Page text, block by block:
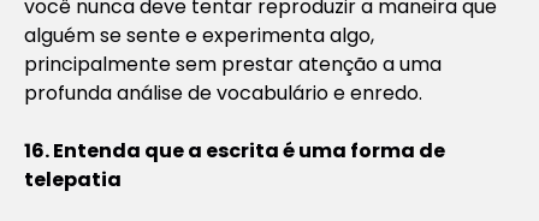
você nunca deve tentar reproduzir a maneira que
alguém se sente e experimenta algo,
principalmente sem prestar atenção a uma
profunda análise de vocabulário e enredo.
16. Entenda que a escrita é uma forma de
telepatia